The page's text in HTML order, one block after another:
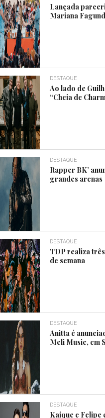
Lançada
Mariana
DESTAQUE
Ao lado de
“Cheia de
DESTAQUE
Rapper BK’
grandes arenas
DESTAQUE
TDP realiza
de semana
DESTAQUE
Anitta é
Meli Music, em
DESTAQUE
Kaique e Felipe